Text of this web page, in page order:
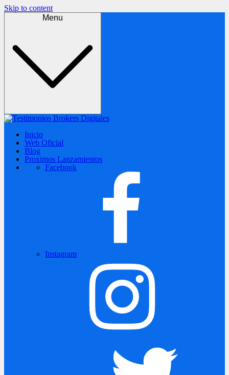
Skip to content
Menu
Inicio
Web Oficial
Blog
Proximos Lanzamientos
Facebook
Instagram